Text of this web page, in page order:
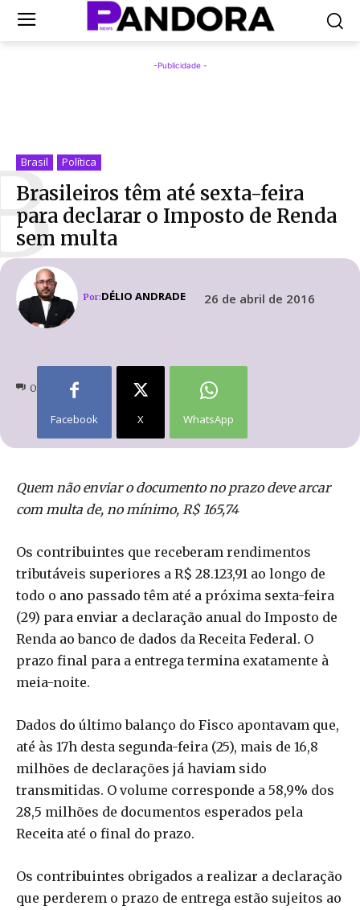
-Publicidade -
Brasil Política
Brasileiros têm até sexta-feira
para declarar o Imposto de Renda
sem multa
Por:DÉLIO ANDRADE 26 de abril de 2016
0
Facebook X WhatsApp
Quem não enviar o documento no prazo deve arcar
com multa de, no mínimo, R$ 165,74
Os contribuintes que receberam rendimentos
tributáveis superiores a R$ 28.123,91 ao longo de
todo o ano passado têm até a próxima sexta-feira
(29) para enviar a declaração anual do Imposto de
Renda ao banco de dados da Receita Federal. O
prazo final para a entrega termina exatamente à
meia-noite.
Dados do último balanço do Fisco apontavam que,
até às 17h desta segunda-feira (25), mais de 16,8
milhões de declarações já haviam sido
transmitidas. O volume corresponde a 58,9% dos
28,5 milhões de documentos esperados pela
Receita até o final do prazo.
Os contribuintes obrigados a realizar a declaração
que perderem o prazo de entrega estão sujeitos ao